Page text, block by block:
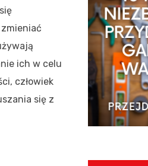
ich w celu
człowiek
się z